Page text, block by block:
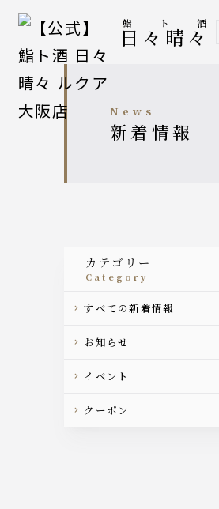
鮨ト酒
日々晴々
news
新着情報
カテゴリー
category
すべての新着情報
お知らせ
イベント
クーポン